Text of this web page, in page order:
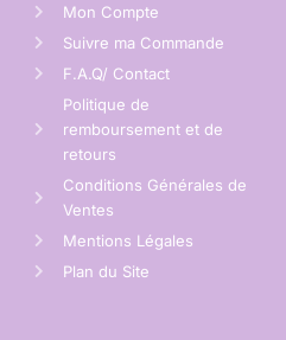
Mon Compte
Suivre ma Commande
F.A.Q/ Contact
Politique de
remboursement et de
retours
Conditions Générales de
Ventes
Mentions Légales
Plan du Site